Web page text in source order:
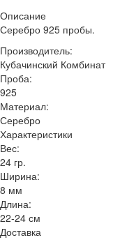
Описание
Серебро 925 пробы.
Производитель:
Кубачинский Комбинат
Проба:
925
Материал:
Серебро
Характеристики
Вес:
24 гр.
Ширина:
8 мм
Длина:
22-24 см
Доставка